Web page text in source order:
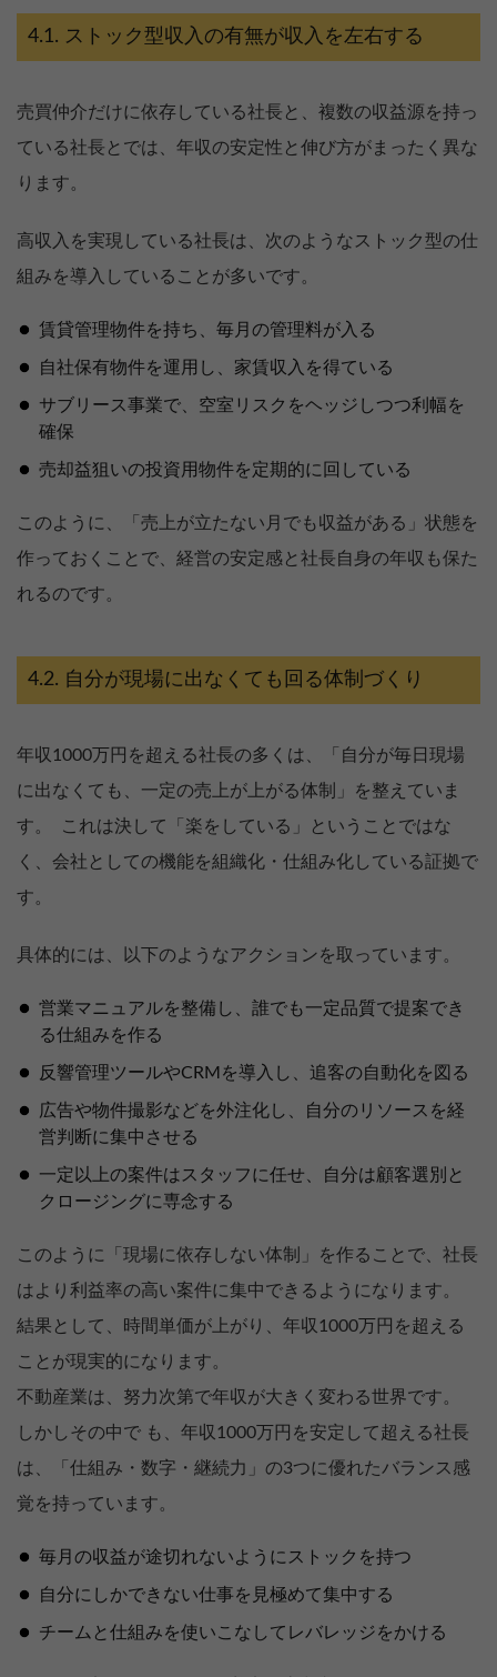
ストック型収入の有無が収入を左右する
売買仲介だけに依存している社長と、複数の収益源を持っ
ている社長とでは、年収の安定性と伸び方がまったく異な
ります。
高収入を実現している社長は、次のようなストック型の仕
組みを導入していることが多いです。
賃貸管理物件を持ち、毎月の管理料が入る
自社保有物件を運用し、家賃収入を得ている
サブリース事業で、空室リスクをヘッジしつつ利幅を
確保
売却益狙いの投資用物件を定期的に回している
このように、「売上が立たない月でも収益がある」状態を
作っておくことで、経営の安定感と社長自身の年収も保た
れるのです。
自分が現場に出なくても回る体制づくり
年収1000万円を超える社長の多くは、「自分が毎日現場
に出なくても、一定の売上が上がる体制」を整えていま
す。 これは決して「楽をしている」ということではな
く、会社としての機能を組織化・仕組み化している証拠で
す。
具体的には、以下のようなアクションを取っています。
営業マニュアルを整備し、誰でも一定品質で提案でき
る仕組みを作る
反響管理ツールやCRMを導入し、追客の自動化を図る
広告や物件撮影などを外注化し、自分のリソースを経
営判断に集中させる
一定以上の案件はスタッフに任せ、自分は顧客選別と
クロージングに専念する
このように「現場に依存しない体制」を作ることで、社長
はより利益率の高い案件に集中できるようになります。
結果として、時間単価が上がり、年収1000万円を超える
ことが現実的になります。
不動産業は、努力次第で年収が大きく変わる世界です。
しかしその中で も、年収1000万円を安定して超える社長
は、「仕組み・数字・継続力」の3つに優れたバランス感
覚を持っています。
毎月の収益が途切れないようにストックを持つ
自分にしかできない仕事を見極めて集中する
チームと仕組みを使いこなしてレバレッジをかける